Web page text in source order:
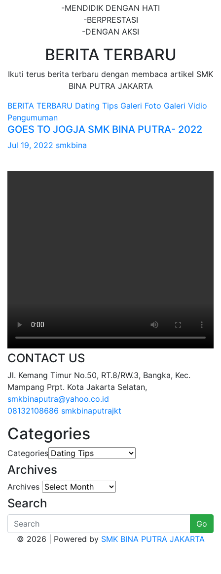
-MENDIDIK DENGAN HATI
-BERPRESTASI
-DENGAN AKSI
BERITA TERBARU
Ikuti terus berita terbaru dengan membaca artikel SMK
BINA PUTRA JAKARTA
BERITA TERBARU Dating Tips Galeri Foto Galeri Vidio
Pengumuman
GOES TO JOGJA SMK BINA PUTRA- 2022
Jul 19, 2022 smkbina
CONTACT US
Jl. Kemang Timur No.50, RT.8/RW.3, Bangka, Kec.
Mampang Prpt. Kota Jakarta Selatan,
smkbinaputra@yahoo.co.id
08132108686 smkbinaputrajkt
Categories
Categories
Archives
Archives
Search
Go
© 2026 | Powered by SMK BINA PUTRA JAKARTA